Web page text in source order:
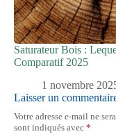
Saturateur Bois :
Comparatif 2025
1 novembre
Laisser un
Votre adresse e-mail ne
sont indiqués avec *